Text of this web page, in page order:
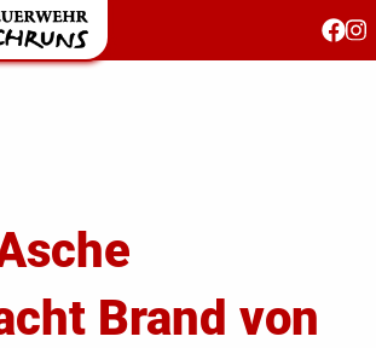
Brand von